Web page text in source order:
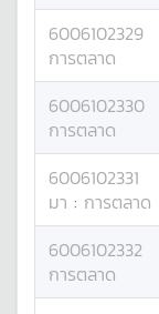
6006102329
การตลาด
6006102330
การตลาด
6006102331
มา : การตลาด
6006102332
การตลาด